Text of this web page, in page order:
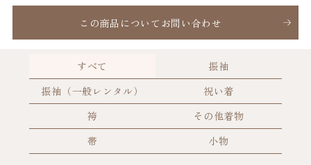
この商品についてお問い合わせ
すべて
振袖
振袖（一般レンタル）
祝い着
袴
その他着物
帯
小物